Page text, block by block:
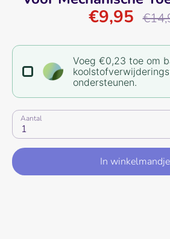
€9,95
prijs
Voeg €0,23 toe om
ondersteunen.
Aantal
1
In winkelmandje